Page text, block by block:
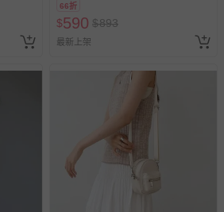
（嬰幼兒包巾與背巾、包屁衣、學習
等）。
品封口處已貼上「不可拆封」，或具警
紙、封條者。
、訂房等服務。
程，可詳見： 退換貨 & 退款問題
66折
$590 $893
最新上架